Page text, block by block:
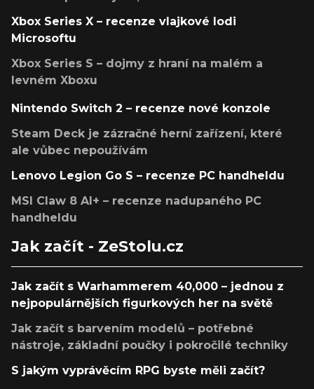
Xbox Series X – recenze vlajkové lodi
Microsoftu
Xbox Series S – dojmy z hraní na malém a
levném Xboxu
Nintendo Switch 2 – recenze nové konzole
Steam Deck je zázračné herní zařízení, které
ale vůbec nepoužívám
Lenovo Legion Go S – recenze PC handheldu
MSI Claw 8 AI+ – recenze nadupaného PC
handheldu
Jak začít - ZeStolu.cz
Jak začít s Warhammerem 40,000 – jednou z
nejpopulárnějších figurkových her na světě
Jak začít s barvením modelů – potřebné
nástroje, základní poučky i pokročilé techniky
S jakým vyprávěcím RPG byste měli začít?